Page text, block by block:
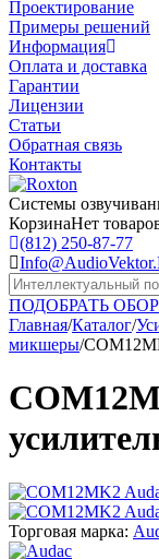
Проектирование
Примеры решений
Информация
Оплата и доставка
Гарантии
Лицензии
Статьи
Обратная связь
Контакты
Системы
КорзинаНет
(812) 250-87-77
ПОДОБРАТЬ
Главная/Каталог/
микшеры/
Торговая марка: